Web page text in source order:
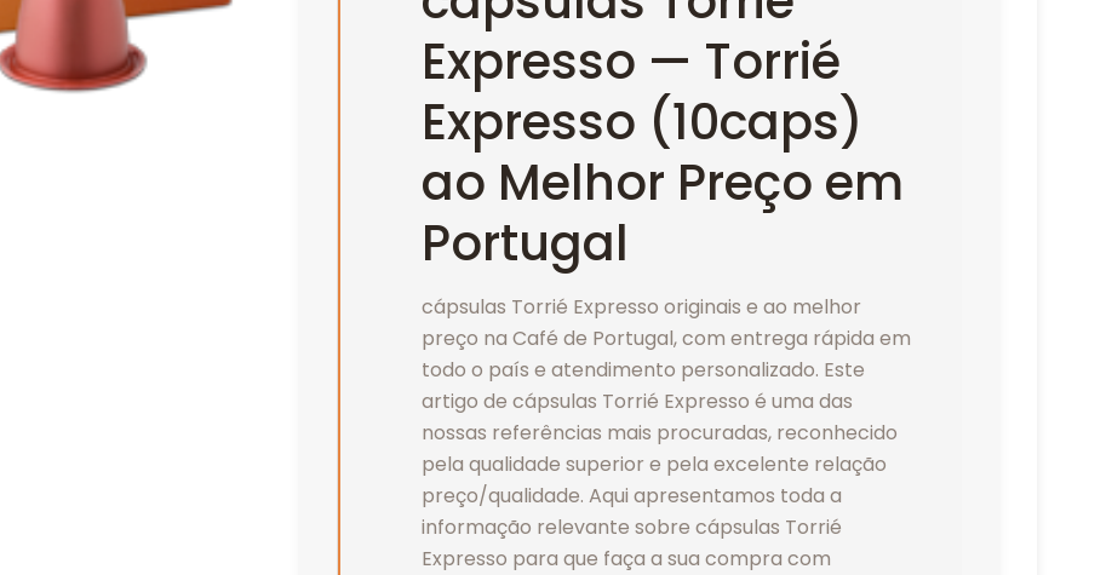
Expresso — Torrié
Expresso (10caps)
ao Melhor Preço em
Portugal
cápsulas Torrié Expresso originais e ao melhor
preço na Café de Portugal, com entrega rápida em
todo o país e atendimento personalizado. Este
artigo de cápsulas Torrié Expresso é uma das
nossas referências mais procuradas, reconhecido
pela qualidade superior e pela excelente relação
preço/qualidade. Aqui apresentamos toda a
informação relevante sobre cápsulas Torrié
Expresso para que faça a sua compra com